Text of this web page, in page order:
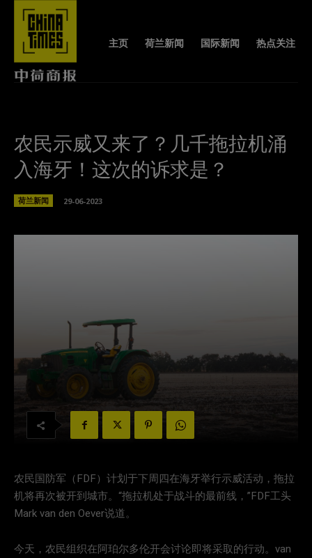
主页 荷兰新闻 国际新闻 热点关注
农民示威又来了？几千拖拉机涌
入海牙！这次的诉求是？
荷兰新闻 29-06-2023
农民国防军（FDF）计划于下周四在海牙举行示威活动，拖拉
机将再次被开到城市。“拖拉机处于战斗的最前线，”FDF工头
Mark van den Oever说道。
今天，农民组织在阿珀尔多伦开会讨论即将采取的行动。van